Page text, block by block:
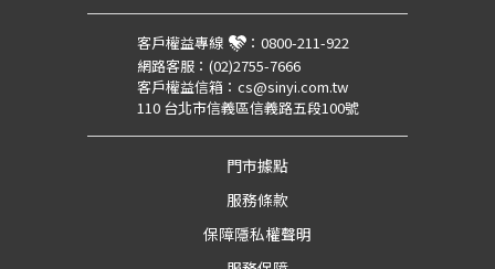
客戶權益專線 ： 0800-211-922
網路客服： (02)2755-7666
客戶權益信箱： cs@sinyi.com.tw
110 台北市信義區信義路五段100號
門市據點
服務條款
保障隱私權聲明